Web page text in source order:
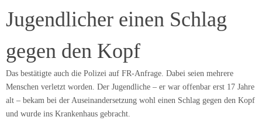
Jugendlicher einen Schlag
gegen den Kopf
Das bestätigte auch die Polizei auf FR-Anfrage. Dabei seien mehrere
Menschen verletzt worden. Der Jugendliche – er war offenbar erst 17 Jahre
alt – bekam bei der Auseinandersetzung wohl einen Schlag gegen den Kopf
und wurde ins Krankenhaus gebracht.